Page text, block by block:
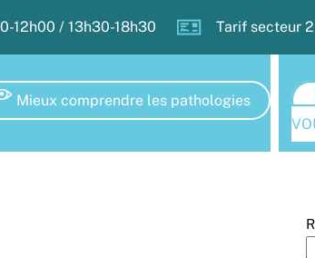
12h00 / 13h30-18h30 Tarif secteur
Mieux comprendre les pathologies